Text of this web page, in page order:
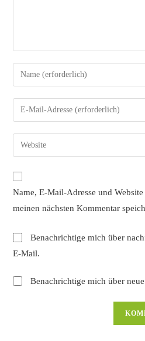
Gib
deinen
Namen
oder
zum
Kommentieren
ein
Gib
deine
E-
Mail-
Kommentieren
ein
Gib
deine
(optional)
Name, E-Mail-Adresse und
meinen nächsten Kommentar
Benachrichtige mich über
E-Mail.
Benachrichtige mich über